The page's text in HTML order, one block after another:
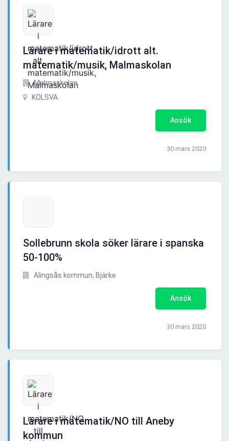
Lärare i matematik/idrott alt.
matematik/musik, Malmaskolan
Malmaskolan
KOLSVA
Ansök
30 mars 2020
Sollebrunn skola söker lärare i spanska
50-100%
Alingsås kommun, Bjärke
Ansök
30 mars 2020
Lärare i matematik/NO till Aneby
kommun